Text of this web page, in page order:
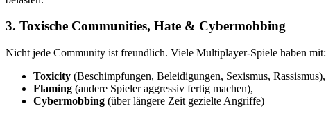
3. Toxische Communities, Hate & Cybermobbing
Nicht jede Community ist freundlich. Viele Multiplayer-Spiele haben mit:
Toxicity (Beschimpfungen, Beleidigungen, Sexismus, Rassismus),
Flaming (andere Spieler aggressiv fertig machen),
Cybermobbing (über längere Zeit gezielte Angriffe)